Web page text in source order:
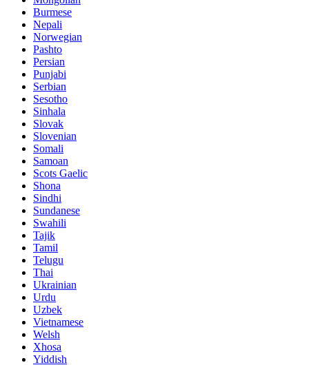
Burmese
Nepali
Norwegian
Pashto
Persian
Punjabi
Serbian
Sesotho
Sinhala
Slovak
Slovenian
Somali
Samoan
Scots Gaelic
Shona
Sindhi
Sundanese
Swahili
Tajik
Tamil
Telugu
Thai
Ukrainian
Urdu
Uzbek
Vietnamese
Welsh
Xhosa
Yiddish